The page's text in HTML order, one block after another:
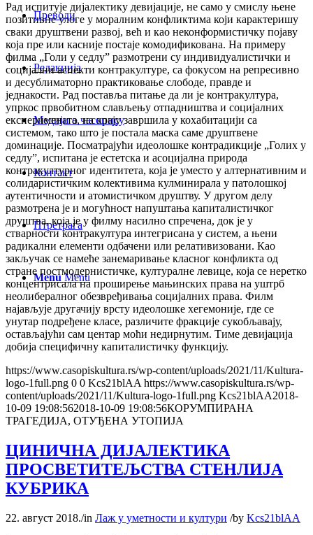
Преводи
Редакција
Медији о часопису
Контакт
Птретрага
Menu Menu
Рад испитује дијалектику девијације, не само у смислу њене
позитивне улоге у моралним конфликтима који карактеришу
сваки друштвени развој, већ и као неконформистичку појаву
која пре или касније постаје комодификована. На примеру
филма „Голи у седлу” размотрени су индивидуалистички и
социјални аспекти контракултуре, са фокусом на репресивно
и десублиматорно практиковање слободе, правде и
једнакости. Рад поставља питање да ли је контракултура,
упркос првобитном слављењу отпадништва и социјалних
експеримената, на крају завршила у кохабитацији са
системом, тако што је постала маска саме друштвене
доминације. Посматрајући идеолошке контрадикције „Голих у
седлу”, испитана је естетска и асоцијална природа
контракултурног идентитета, која је уместо у алтернативним и
солидаристичким колективима кулминирала у патолошкој
аутентичности и атомистичком друштву. У другом делу
размотрена је и могућност напуштања капиталистичког
друштва, која је у филму насилно спречена, док је у
стварности контракултура интегрисана у систем, а њени
радикални елементи одбачени или релативизовани. Као
закључак се намеће занемаривање класног конфликта од
стране постмодернистичке, културалне левице, која се неретко
концентрисала на проширење мањинских права на уштрб
неолибералног обезвређивања социјалних права. Филм
најављује другачију врсту идеолошке хегемоније, где се
унутар подређене класе, различите фракције сукобљавају,
остављајући сам центар моћи недирнутим. Тиме девијација
добија специфичну капиталистичку функцију.
https://www.casopiskultura.rs/wp-content/uploads/2021/11/Kultura-
logo-1full.png 0 0 Kcs21blAA https://www.casopiskultura.rs/wp-
content/uploads/2021/11/Kultura-logo-1full.png Kcs21blAA2018-
10-09 19:08:562018-10-09 19:08:56КОРУМПИРАНА
ТРАГЕДИЈА, ОТУЂЕНА УТОПИЈА
ЦИНИЧНА ДИЈАЛЕКТИКА
ПРОСВЕТИТЕЉСТВА СТЕНЛИЈА
КУБРИКА
22. август 2018./in Лаж у уметности и култури /by Kcs21blAA